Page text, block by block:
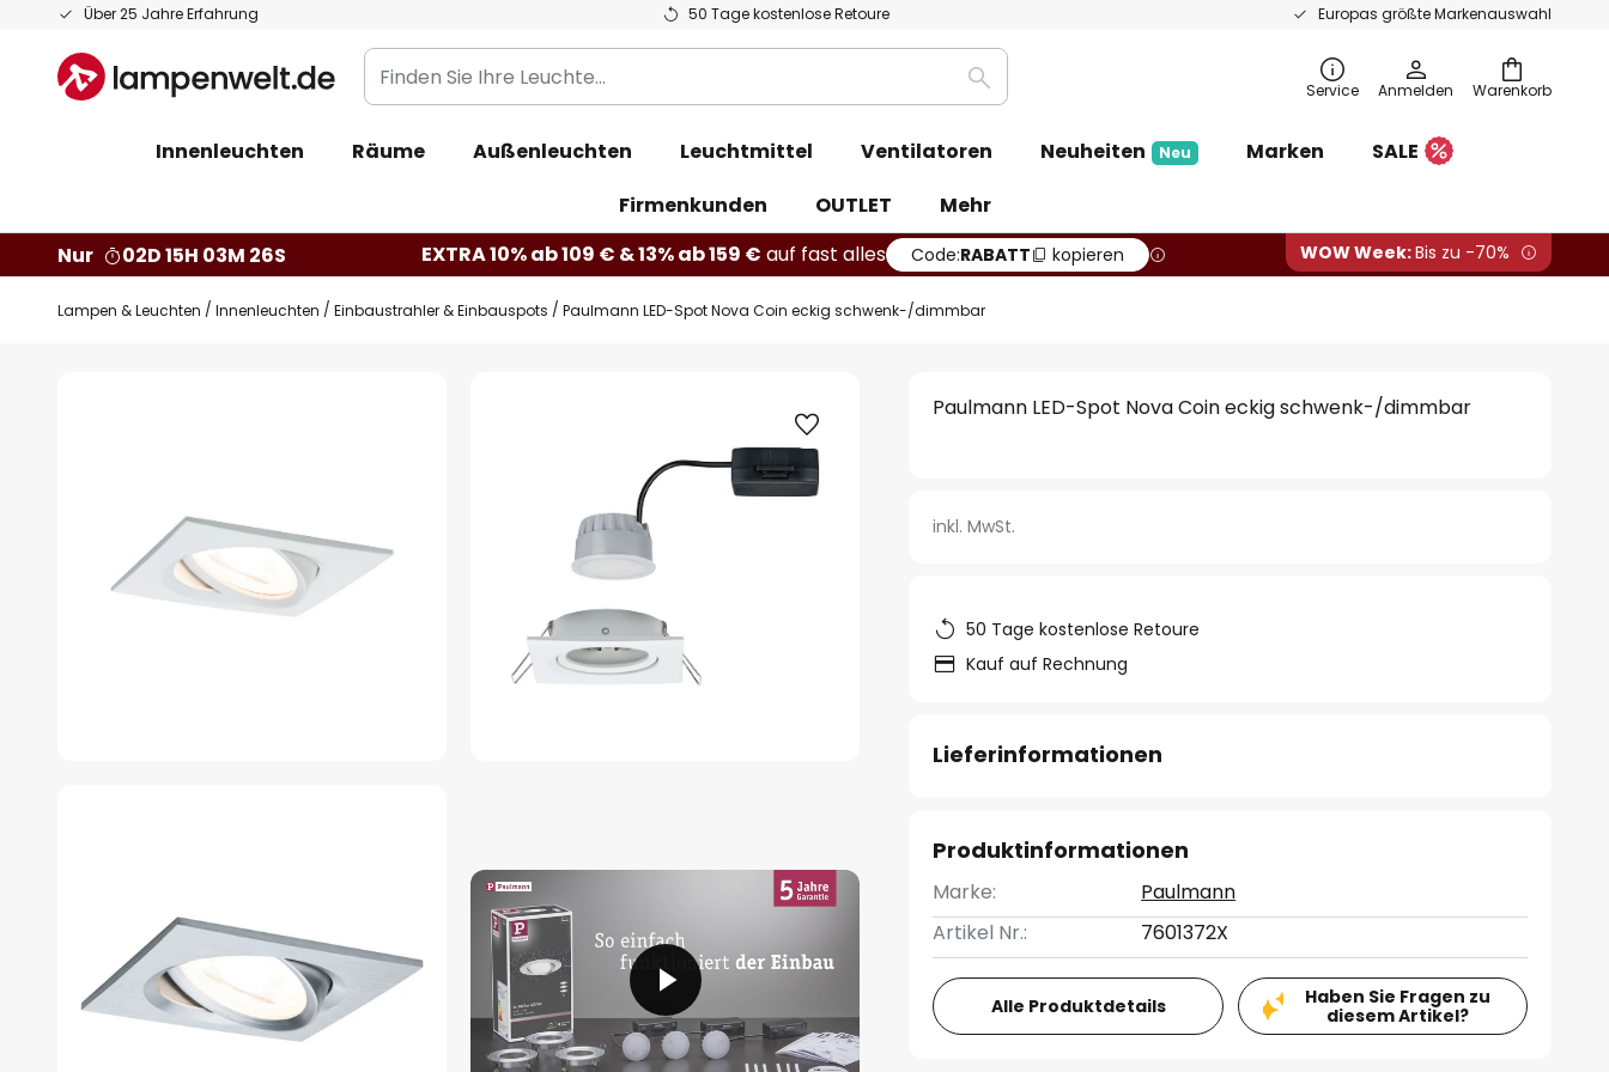
Über 25 Jahre Erfahrung 50 Tage kostenlose Retoure Europas größte Markenauswahl
Zum
springen
Warenkorb
Finden
Sie
Leuchte...
Suche Service Anmelden
Innenleuchten Räume Außenleuchten Leuchtmittel Ventilatoren Neuheiten Neu Marken
SALE
Firmenkunden
OUTLET
Mehr
Nur
02D 15H 03M 25S EXTRA 10% ab 109 € & 13% ab 159 € auf fast alles Code:RABATT kopieren WOW Week:Bis zu -70%
Lampen & Leuchten Innenleuchten Einbaustrahler & Einbauspots Paulmann LED-Spot Nova Coin eckig schwenk-/dimmbar
Paulmann LED-Spot Nova Coin eckig schwenk-/dimmbar
inkl. MwSt.
50 Tage kostenlose Retoure
Kauf auf Rechnung
Lieferinformationen
Produktinformationen
Marke:
Paulmann
Artikel Nr.:
7601372X
Alle Produktdetails
Haben Sie Fragen zu
diesem Artikel?